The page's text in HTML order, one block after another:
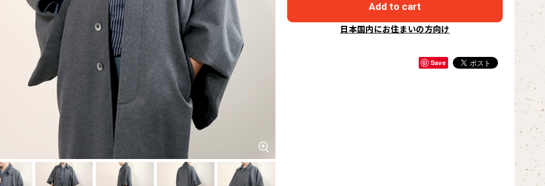
Add to cart
日本国内にお住まいの方向け
Save